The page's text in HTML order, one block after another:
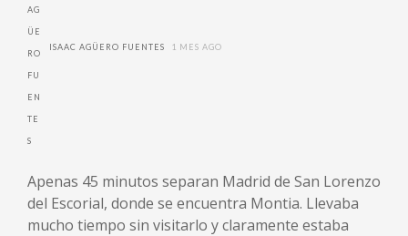
ISAAC AGÜERO FUENTES 1 MES AGO
Apenas 45 minutos separan Madrid de San Lorenzo
del Escorial, donde se encuentra Montia. Llevaba
mucho tiempo sin visitarlo y claramente estaba